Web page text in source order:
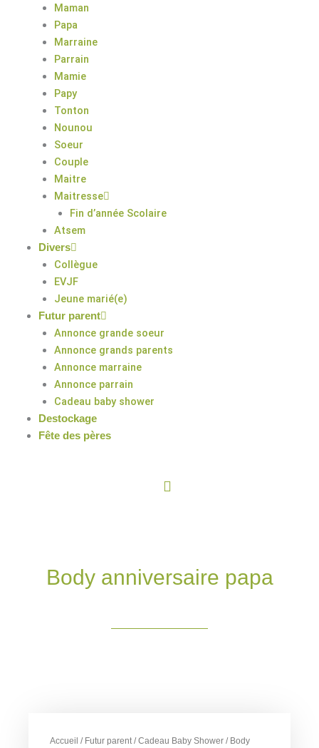
Maman
Papa
Marraine
Parrain
Mamie
Papy
Tonton
Nounou
Soeur
Couple
Maitre
Maitresse
Fin d’année Scolaire
Atsem
Divers
Collègue
EVJF
Jeune marié(e)
Futur parent
Annonce grande soeur
Annonce grands parents
Annonce marraine
Annonce parrain
Cadeau baby shower
Destockage
Fête des pères
Panier
Body anniversaire papa
Accueil / Futur parent/Cadeau Baby Shower / Body